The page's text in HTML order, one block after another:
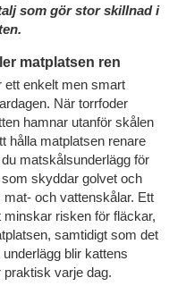
som gör stor skillnad i
matplatsen ren
ett enkelt men smart
När torrfoder
hamnar utanför skålen
hålla matplatsen renare
matskålsunderlägg för
skyddar golvet och
och vattenskålar. Ett
risken för fläckar,
samtidigt som det
blir kattens
varje dag.